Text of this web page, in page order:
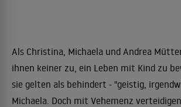
Als Christina, Michaela und Andrea
ihnen keiner zu, ein Leben mit Kind zu
sie gelten als behindert - "geistig,
Michaela. Doch mit Vehemenz